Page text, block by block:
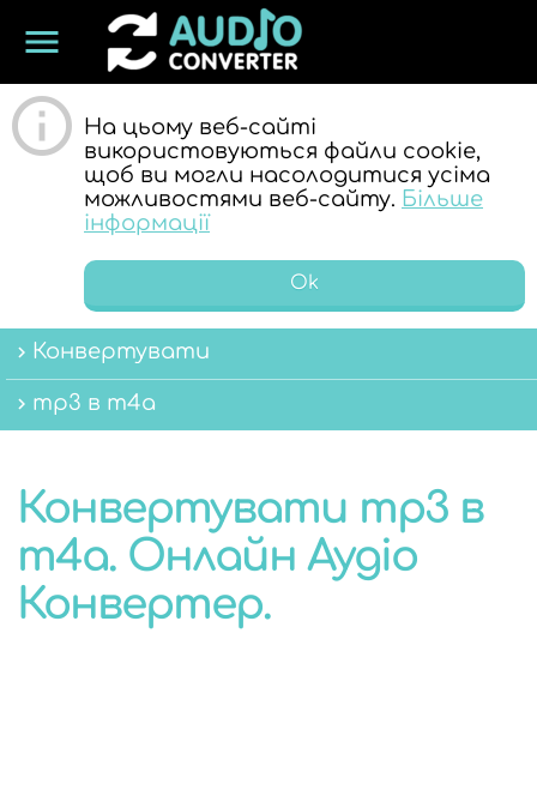
menu
ОНЛАЙН
АУДІО
КОНВЕРТЕР
На цьому веб-сайті
використовуються файли cookie,
щоб ви могли насолодитися усіма
можливостями веб-сайту. Більше
інформації
Ok
Конвертувати
mp3 в m4a
Конвертувати mp3 в
m4a. Онлайн Аудіо
Конвертер.